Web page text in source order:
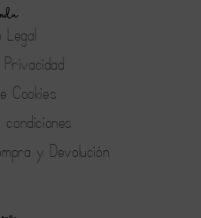
Cookies
y Devolución